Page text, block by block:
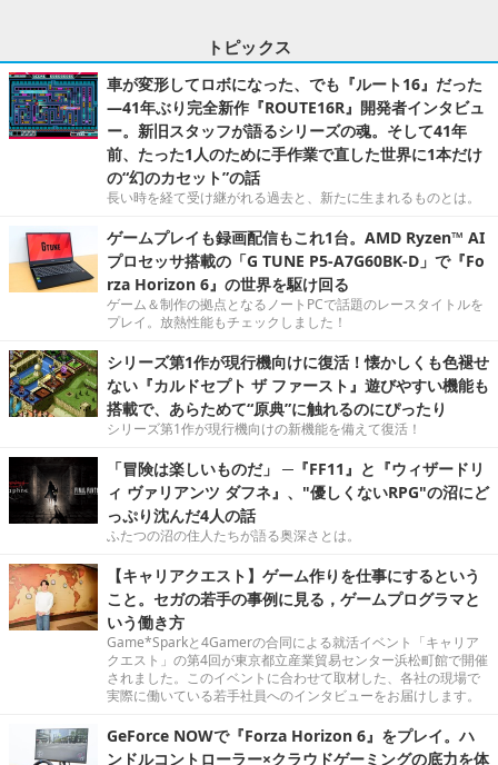
トピックス
車が変形してロボになった、でも『ルート16』だった
―41年ぶり完全新作『ROUTE16R』開発者インタビュ
ー。新旧スタッフが語るシリーズの魂。そして41年
前、たった1人のために手作業で直した世界に1本だけ
の“幻のカセット”の話
長い時を経て受け継がれる過去と、新たに生まれるものとは。
ゲームプレイも録画配信もこれ1台。AMD Ryzen™ AI
プロセッサ搭載の「G TUNE P5-A7G60BK-D」で『Fo
rza Horizon 6』の世界を駆け回る
ゲーム＆制作の拠点となるノートPCで話題のレースタイトルを
プレイ。放熱性能もチェックしました！
シリーズ第1作が現行機向けに復活！懐かしくも色褪せ
ない『カルドセプト ザ ファースト』遊びやすい機能も
搭載で、あらためて“原典”に触れるのにぴったり
シリーズ第1作が現行機向けの新機能を備えて復活！
「冒険は楽しいものだ」 ─『FF11』と『ウィザードリ
ィ ヴァリアンツ ダフネ』、"優しくないRPG"の沼にど
っぷり沈んだ4人の話
ふたつの沼の住人たちが語る奥深さとは。
【キャリアクエスト】ゲーム作りを仕事にするという
こと。セガの若手の事例に見る，ゲームプログラマと
いう働き方
Game*Sparkと4Gamerの合同による就活イベント「キャリア
クエスト」の第4回が東京都立産業貿易センター浜松町館で開催
されました。このイベントに合わせて取材した、各社の現場で
実際に働いている若手社員へのインタビューをお届けします。
GeForce NOWで『Forza Horizon 6』をプレイ。ハ
ンドルコントローラー×クラウドゲーミングの底力を体